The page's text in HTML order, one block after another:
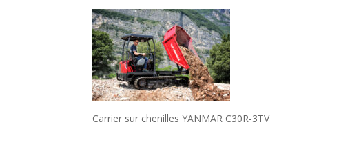
Carrier sur chenilles YANMAR C30R-3TV